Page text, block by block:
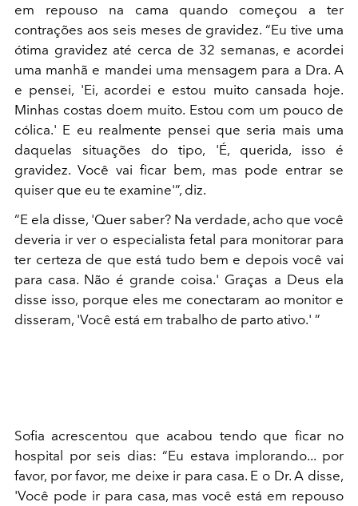
em repouso na cama quando começou a ter
contrações aos seis meses de gravidez. “Eu tive uma
ótima gravidez até cerca de 32 semanas, e acordei
uma manhã e mandei uma mensagem para a Dra. A
e pensei, 'Ei, acordei e estou muito cansada hoje.
Minhas costas doem muito. Estou com um pouco de
cólica.' E eu realmente pensei que seria mais uma
daquelas situações do tipo, 'É, querida, isso é
gravidez. Você vai ficar bem, mas pode entrar se
quiser que eu te examine'”, diz.
“E ela disse, 'Quer saber? Na verdade, acho que você
deveria ir ver o especialista fetal para monitorar para
ter certeza de que está tudo bem e depois você vai
para casa. Não é grande coisa.' Graças a Deus ela
disse isso, porque eles me conectaram ao monitor e
disseram, 'Você está em trabalho de parto ativo.' ”
Sofia acrescentou que acabou tendo que ficar no
hospital por seis dias: “Eu estava implorando... por
favor, por favor, me deixe ir para casa. E o Dr. A disse,
'Você pode ir para casa, mas você está em repouso